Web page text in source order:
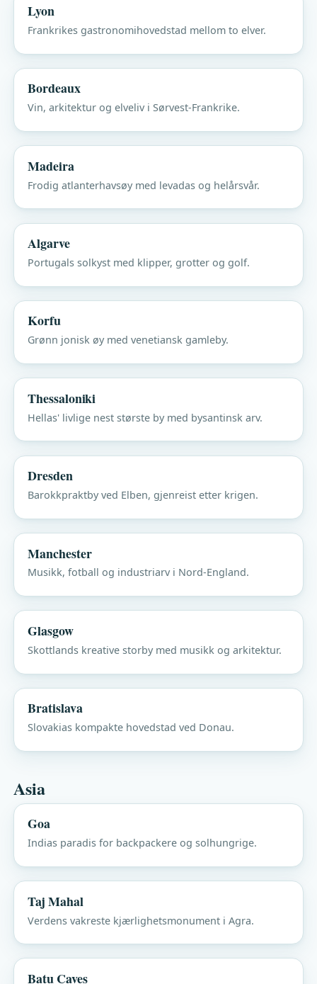
Lyon
Frankrikes gastronomihovedstad mellom to elver.
Bordeaux
Vin, arkitektur og elveliv i Sørvest-Frankrike.
Madeira
Frodig atlanterhavsøy med levadas og helårsvår.
Algarve
Portugals solkyst med klipper, grotter og golf.
Korfu
Grønn jonisk øy med venetiansk gamleby.
Thessaloniki
Hellas' livlige nest største by med bysantinsk arv.
Dresden
Barokkpraktby ved Elben, gjenreist etter krigen.
Manchester
Musikk, fotball og industriarv i Nord-England.
Glasgow
Skottlands kreative storby med musikk og arkitektur.
Bratislava
Slovakias kompakte hovedstad ved Donau.
Asia
Goa
Indias paradis for backpackere og solhungrige.
Taj Mahal
Verdens vakreste kjærlighetsmonument i Agra.
Batu Caves